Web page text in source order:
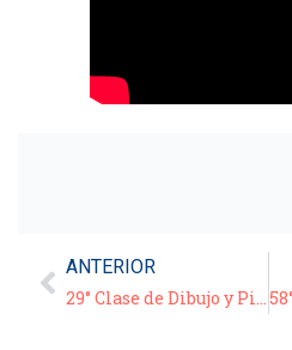
ANTERIOR
29° Clase de Dibujo y Pintura – 11/11/20